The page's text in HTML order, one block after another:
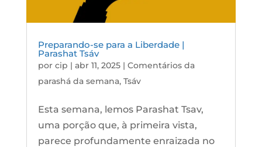
Preparando-se para a Liberdade |
Parashat Tsáv
por cip | abr 11, 2025| Comentários da
parashá da semana, Tsáv
Esta semana, lemos Parashat Tsav,
uma porção que, à primeira vista,
parece profundamente enraizada no